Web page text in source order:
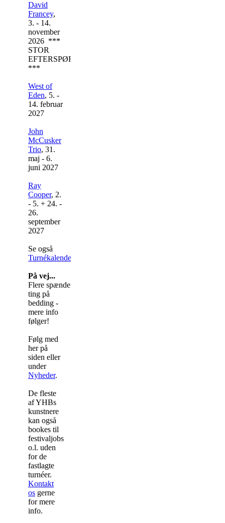
David
Francey,
3. - 14.
november
2026 ***
STOR
EFTERSPØRGSEL
***
West of
Eden, 5. -
14. februar
2027
John
McCusker
Trio, 31.
maj - 6.
juni 2027
Ray
Cooper, 2.
- 5. + 24. -
26.
september
2027
Se også
Turnékalenderen
På vej...
Flere spændende
ting på
bedding -
mere info
følger!
Følg med
her på
siden eller
under
Nyheder.
De fleste
af YHBs
kunstnere
kan også
bookes til
festivaljobs
o.l. uden
for de
fastlagte
turnéer.
Kontakt
os gerne
for mere
info.